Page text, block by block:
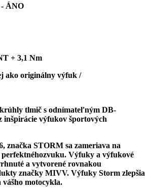
ÁNO
+ 3,1 Nm
ako originálny výfuk /
tlmič s odnímateľným DB-
výfukov športových
značka STORM sa zameriava na
Výfuky a výfukové
a vytvorené rovnakou
značky MIVV. Výfuky Storm zlepšia
motocykla.